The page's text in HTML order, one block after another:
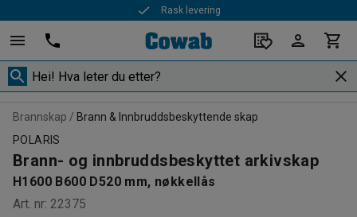
Rask levering
Brannskap
Brann & Innbruddsbeskyttende skap
POLARIS
Brann- og innbruddsbeskyttet arkivskap
H1600 B600 D520 mm, nøkkellås
Art. nr: 22375